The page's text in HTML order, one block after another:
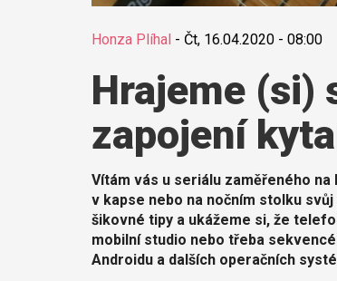
Honza Plíhal - Čt, 16.04.2020 - 08:00
Hrajeme (si)
zapojení
Vítám vás u seriálu zaměřeného
v kapse nebo na nočním stolku
šikovné tipy a ukážeme si, že
mobilní studio nebo třeba
Androidu a dalších operačních